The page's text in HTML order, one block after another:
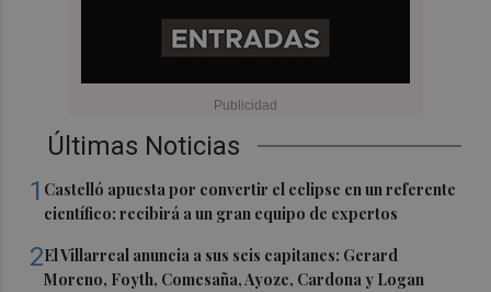
Últimas Noticias
1 Castelló apuesta por convertir el eclipse en un referente
científico: recibirá a un gran equipo de expertos
2El Villarreal anuncia a sus seis capitanes: Gerard
Moreno, Foyth, Comesaña, Ayoze, Cardona y Logan